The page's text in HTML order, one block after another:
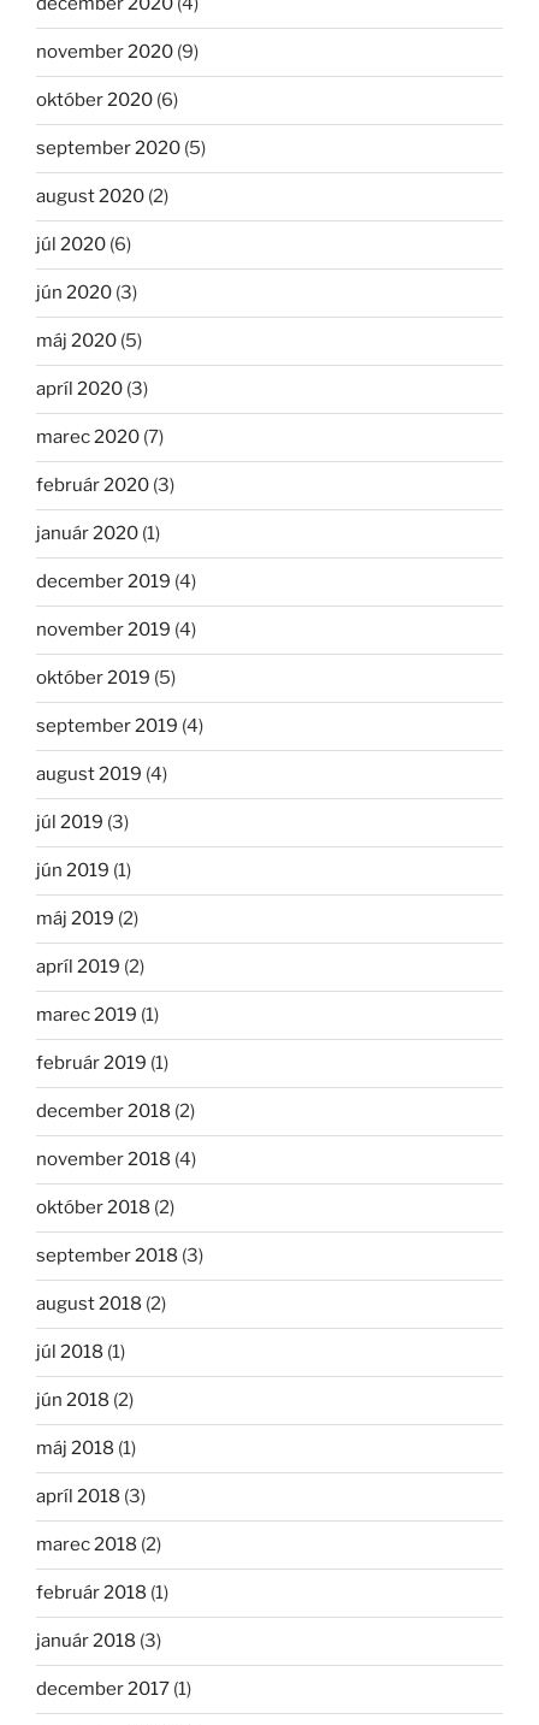
november 2020 (9)
október 2020 (6)
september 2020 (5)
august 2020 (2)
júl 2020 (6)
jún 2020 (3)
máj 2020 (5)
apríl 2020 (3)
marec 2020 (7)
február 2020 (3)
január 2020 (1)
december 2019 (4)
november 2019 (4)
október 2019 (5)
september 2019 (4)
august 2019 (4)
júl 2019 (3)
jún 2019 (1)
máj 2019 (2)
apríl 2019 (2)
marec 2019 (1)
február 2019 (1)
december 2018 (2)
november 2018 (4)
október 2018 (2)
september 2018 (3)
august 2018 (2)
júl 2018 (1)
jún 2018 (2)
máj 2018 (1)
apríl 2018 (3)
marec 2018 (2)
február 2018 (1)
január 2018 (3)
december 2017 (1)